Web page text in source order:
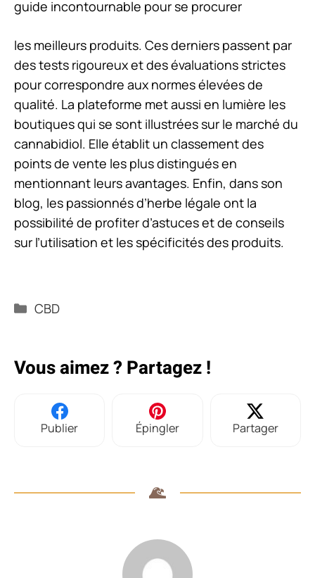
guide incontournable pour se procurer
les meilleurs produits. Ces derniers passent par
des tests rigoureux et des évaluations strictes
pour correspondre aux normes élevées de
qualité. La plateforme met aussi en lumière les
boutiques qui se sont illustrées sur le marché du
cannabidiol. Elle établit un classement des
points de vente les plus distingués en
mentionnant leurs avantages. Enfin, dans son
blog, les passionnés d’herbe légale ont la
possibilité de profiter d’astuces et de conseils
sur l’utilisation et les spécificités des produits.
Catégories
CBD
Vous aimez ? Partagez !
Publier Épingler Partager